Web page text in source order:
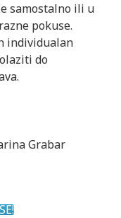
samostalno ili u
pokuse.
individualan
do
Grabar